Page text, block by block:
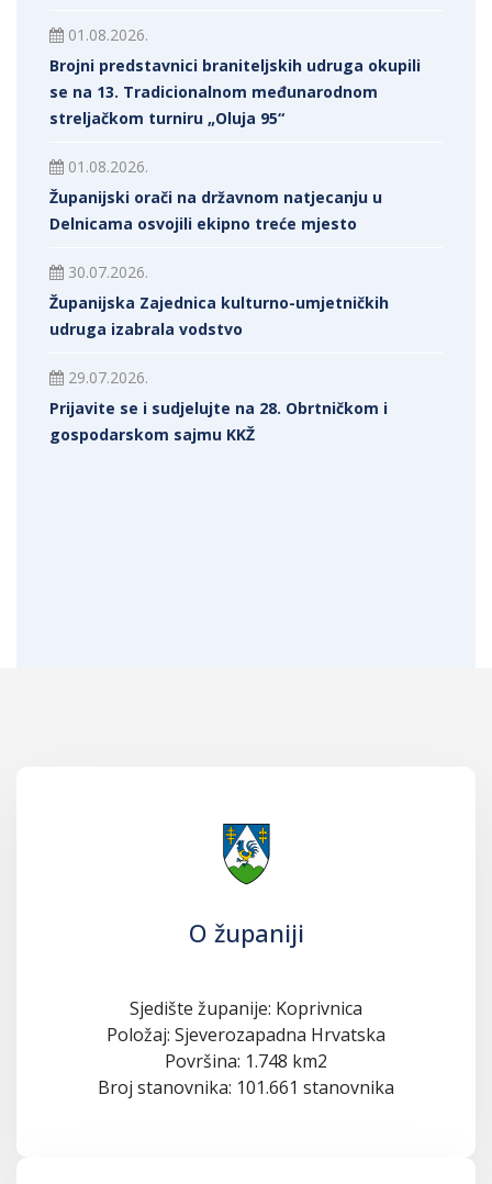
01.08.2026.
Brojni predstavnici braniteljskih udruga okupili
se na 13. Tradicionalnom međunarodnom
streljačkom turniru „Oluja 95“
01.08.2026.
Županijski orači na državnom natjecanju u
Delnicama osvojili ekipno treće mjesto
30.07.2026.
Županijska Zajednica kulturno-umjetničkih
udruga izabrala vodstvo
29.07.2026.
Prijavite se i sudjelujte na 28. Obrtničkom i
gospodarskom sajmu KKŽ
O županiji
Sjedište županije: Koprivnica
Položaj: Sjeverozapadna Hrvatska
Površina: 1.748 km2
Broj stanovnika: 101.661 stanovnika